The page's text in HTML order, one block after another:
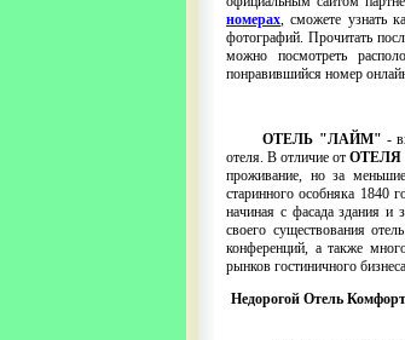
номерах, сможете узнать
фотографий. Прочитать
можно посмотреть
понравившийся номер
ОТЕЛЬ "ЛАЙМ" -
отеля. В отличие от
проживание, но за
старинного особняка 1840
начиная с фасада здания и
своего существования
конференций, а также
рынков гостиничного
Недорогой Отель